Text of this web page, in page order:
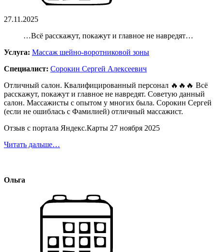
27.11.2025
…Всё расскажут, покажут и главное не навредят…
Услуга: Массаж шейно-воротниковой зоны
Специалист: Сорокин Сергей Алексеевич
Отличный салон. Квалифицированный персонал 🔥🔥🔥 Всё
расскажут, покажут и главное не навредят. Советую данный
салон. Массажисты с опытом у многих была. Сорокин Сергей
(если не ошиблась с Фамилией) отличный массажист.
Отзыв с портала Яндекс.Карты 27 ноября 2025
Читать дальше…
Ольга